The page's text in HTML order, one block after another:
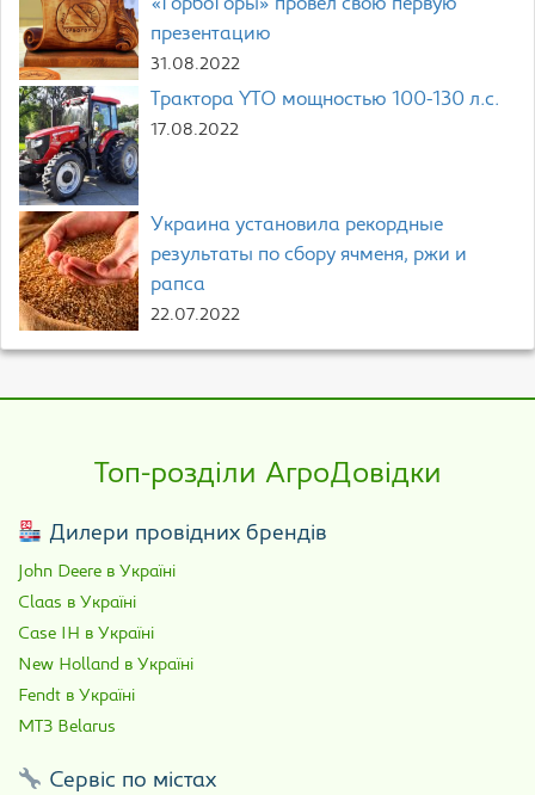
«ГорбоГоры» провел свою первую
презентацию
31.08.2022
Трактора YTO мощностью 100-130 л.с.
17.08.2022
Украина установила рекордные
результаты по сбору ячменя, ржи и
рапса
22.07.2022
Топ-розділи АгроДовідки
Дилери провідних брендів
John Deere в Україні
Claas в Україні
Case IH в Україні
New Holland в Україні
Fendt в Україні
МТЗ Belarus
Сервіс по містах